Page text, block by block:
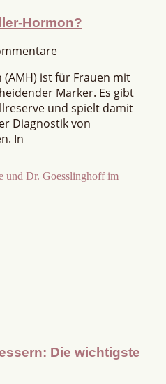
Hormon?
ist für Frauen mit
Marker. Es gibt
und spielt damit
Diagnostik von
In
Die wichtigste